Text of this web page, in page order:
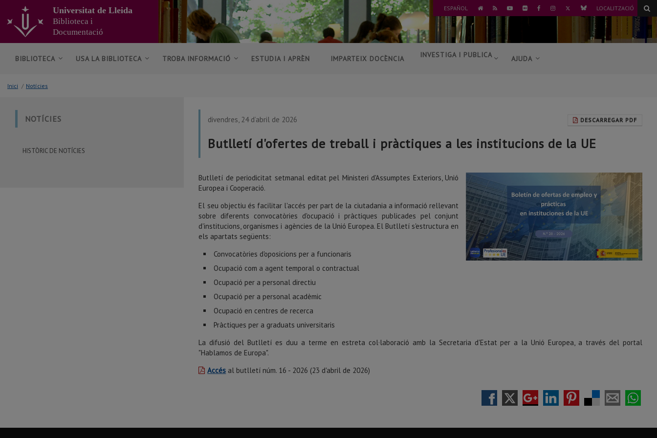
contingut
principal
de
pàgina
ESPAÑOL
ANARRSS YOUTUBE
FLICKRFACEBOOK
INSTAGRAM
TWITTERBLUESKY
LOCALITZACIÓ
Universitat de Lleida
Biblioteca i
Documentació
BIBLIOTECA USA LA BIBLIOTECA TROBA INFORMACIÓ ESTUDIA I APRÈN IMPARTEIX DOCÈNCIA INVESTIGA I PUBLICA AJUDA
Inici / Notícies
NOTÍCIES
HISTÒRIC DE NOTÍCIES
DESCARREGAR PDF
divendres, 24 d’abril de 2026
Butlletí d'ofertes de treball i pràctiques a les institucions de la UE
Butlletí de periodicitat setmanal editat pel Ministeri d'Assumptes Exteriors, Unió
Europea i Cooperació.
El seu objectiu és facilitar l'accés per part de la ciutadania a informació rellevant
sobre diferents convocatòries d'ocupació i pràctiques publicades pel conjunt
d'institucions, organismes i agències de la Unió Europea. El Butlletí s'estructura en
els apartats següents:
Convocatòries d'oposicions per a funcionaris
Ocupació com a agent temporal o contractual
Ocupació per a personal directiu
Ocupació per a personal acadèmic
Ocupació en centres de recerca
Pràctiques per a graduats universitaris
La difusió del Butlletí es duu a terme en estreta col·laboració amb la Secretaria d'Estat per a la Unió Europea, a través del portal
"Hablamos de Europa".
Accés al butlletí núm. 16 - 2026 (23 d'abril de 2026)